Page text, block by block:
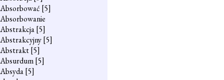
Absorbować [5]
Absorbowanie
Abstrakcja[5]
Abstrakcyjny[5]
Abstrakt[5]
Absurdum[5]
Absyda[5]